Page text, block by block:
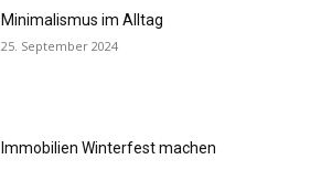
Minimalismus im Alltag
25. September 2024
Immobilien Winterfest machen